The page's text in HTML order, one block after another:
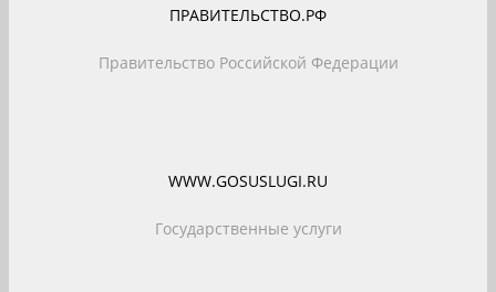
ПРАВИТЕЛЬСТВО.РФ
Правительство Российской Федерации
WWW.GOSUSLUGI.RU
Государственные услуги